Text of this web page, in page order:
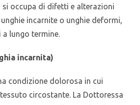
si occupa di difetti e alterazioni
incarnite o unghie deformi,
lungo termine.
incarnita)
condizione dolorosa in cui
tessuto circostante. La Dottoressa